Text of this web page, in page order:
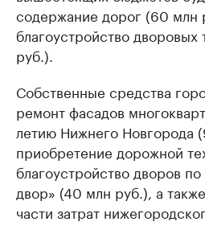
содержание дорог (60 млн
благоустройство
руб.).
Собственные средства
ремонт фасадов
летию Нижнего Новгорода
приобретение дорожной
благоустройство дворов
двор» (40 млн руб.), а
части затрат